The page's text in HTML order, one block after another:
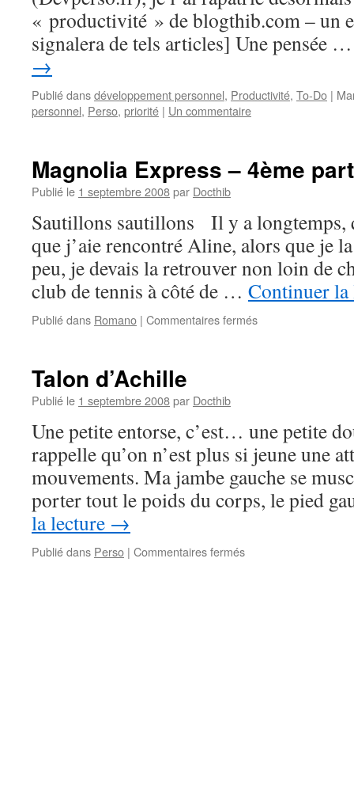
« productivité » de blogthib.com – un
signalera de tels articles] Une pensée
→
Publié dansdéveloppement personnel, Productivité, To-Do |
personnel, Perso, priorité | Un commentaire
Magnolia Express – 4ème
Publié le 1 septembre 2008par Docthib
Sautillons sautillons Il y a longtemps,
que j’aie rencontré Aline, alors que je
peu, je devais la retrouver non loin de
club de tennis à côté de … Continuer
Publié dans Romano | Commentaires ferméssur
#15
Talon d’Achille
Publié le 1 septembre 2008par Docthib
Une petite entorse, c’est… une petite
rappelle qu’on n’est plus si jeune une
mouvements. Ma jambe gauche se
porter tout le poids du corps, le pied
la lecture →
Publié dans Perso | Commentaires ferméssur